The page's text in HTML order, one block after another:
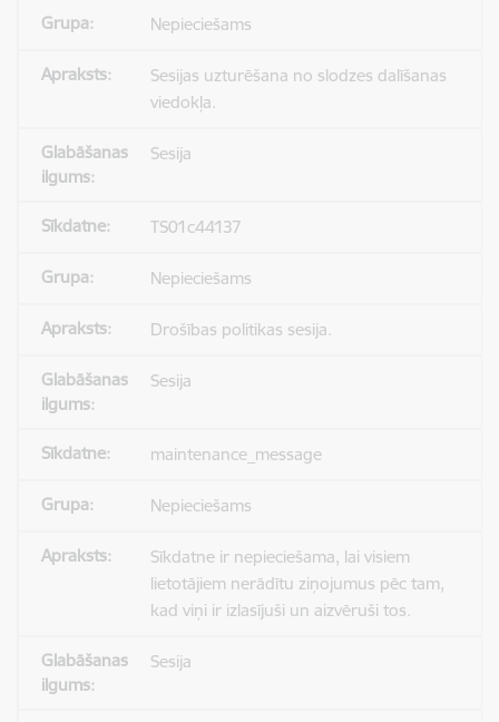
Nepieciešams
Sesijas uzturēšana no slodzes dalīšanas
viedokļa.
Sesija
TS01c44137
Nepieciešams
Drošības politikas sesija.
Sesija
maintenance_message
Nepieciešams
Sīkdatne ir nepieciešama, lai visiem
lietotājiem nerādītu ziņojumus pēc tam,
kad viņi ir izlasījuši un aizvēruši tos.
Sesija